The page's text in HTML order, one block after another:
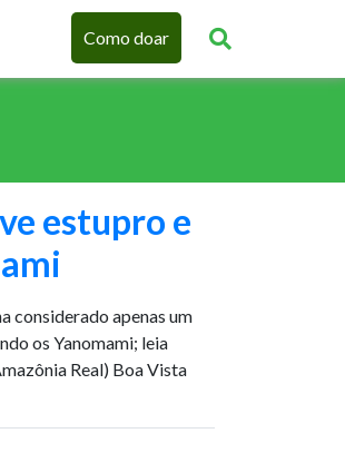
Como doar
estupro e
considerado apenas um
os Yanomami; leia
Real) Boa Vista